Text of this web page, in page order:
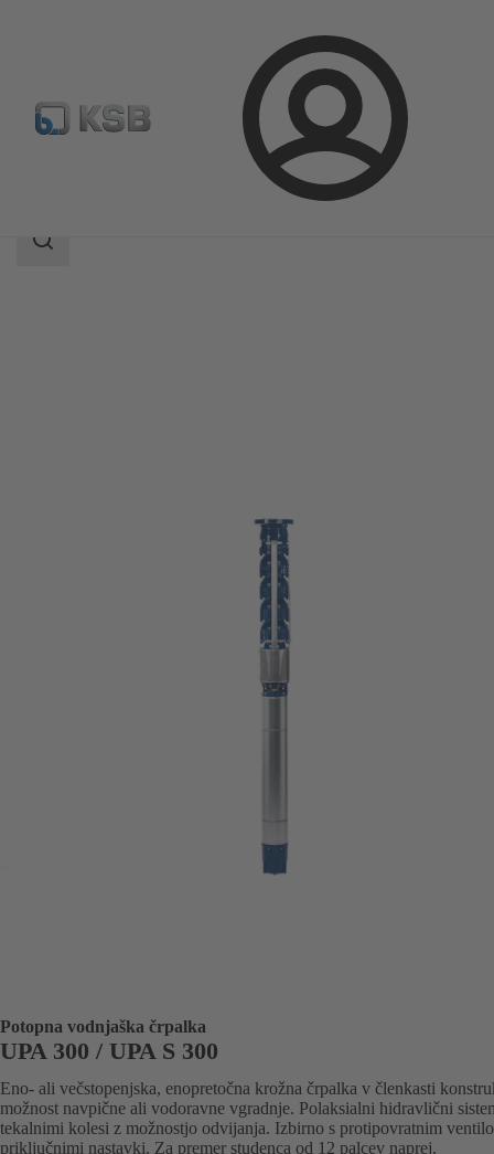
Prijava
UPA 300 / UPA S 300
področje
Potopna vodnjaška črpalka
UPA 300 / UPA S 300
Eno- ali večstopenjska, enopretočna krožna črpalka v členkasti
možnost navpične ali vodoravne vgradnje. Polaksialni hidravlični
tekalnimi kolesi z možnostjo odvijanja. Izbirno s protipovratnim
priključnimi nastavki. Za premer studenca od 12 palcev naprej.